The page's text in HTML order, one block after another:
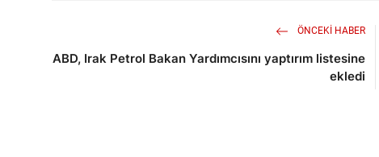
ÖNCEKI HABER
ABD, Irak Petrol Bakan Yardımcısını yaptırım listesine
ekledi